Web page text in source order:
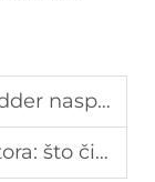
smanjenja buke i učinkovitosti
na benzin?